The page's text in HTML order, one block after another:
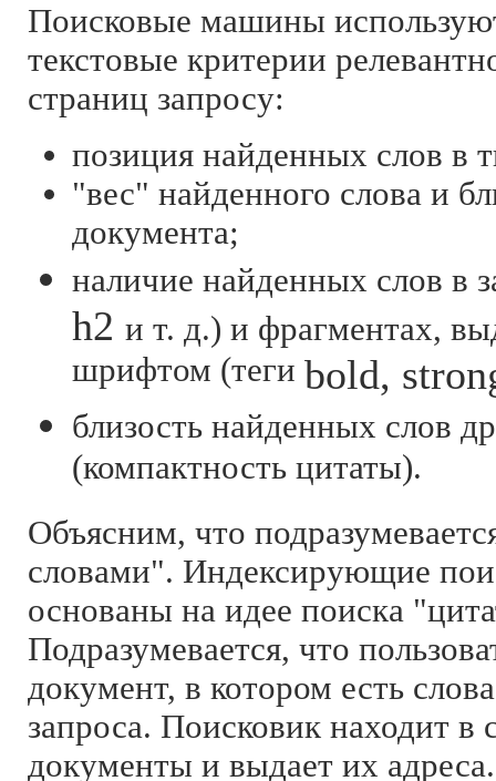
Поисковые машины
текстовые критерии
страниц запросу:
позиция найденных слов в
"вес" найденного слова и
документа;
наличие найденных слов в
h2 и т. д.) и фрагментах,
шрифтом (теги bold,
близость найденных слов
(компактность цитаты).
Объясним, что
словами". Индексирующие
основаны на идее поиска
Подразумевается, что
документ, в котором есть
запроса. Поисковик находит в
документы и выдает их